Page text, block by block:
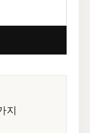
지